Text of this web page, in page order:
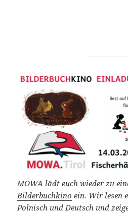
MOWA lädt euch wieder zu
Bilderbuchkino ein. Wir lesen
Polnisch und Deutsch und